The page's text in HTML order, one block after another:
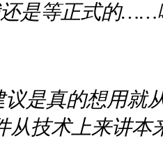
是等正式的……
议是真的想用就
从技术上来讲本